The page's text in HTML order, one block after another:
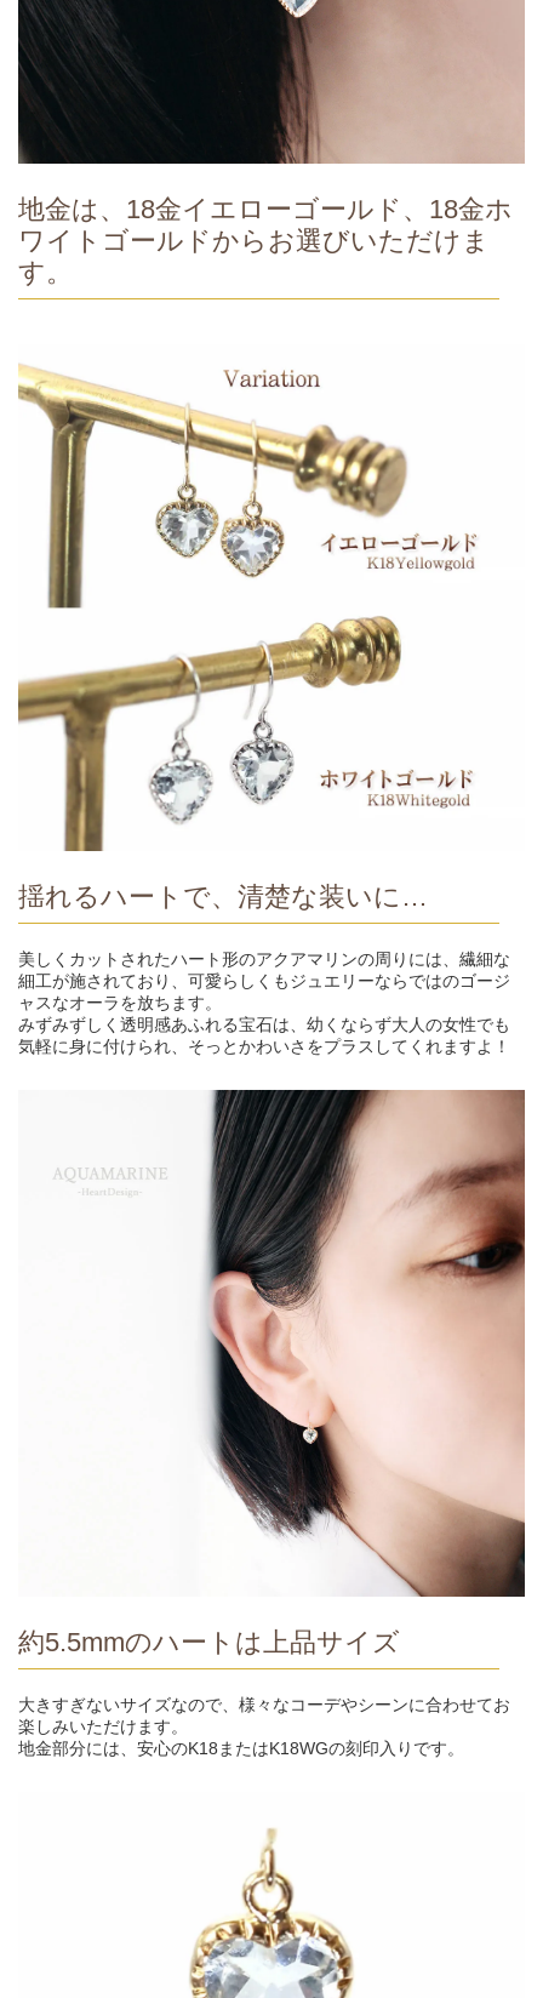
地金は、18金イエローゴールド、18金ホ
ワイトゴールドからお選びいただけま
す。
揺れるハートで、清楚な装いに…
美しくカットされたハート形のアクアマリンの周りには、繊細な
細工が施されており、可愛らしくもジュエリーならではのゴージ
ャスなオーラを放ちます。
みずみずしく透明感あふれる宝石は、幼くならず大人の女性でも
気軽に身に付けられ、そっとかわいさをプラスしてくれますよ！
約5.5mmのハートは上品サイズ
大きすぎないサイズなので、様々なコーデやシーンに合わせてお
楽しみいただけます。
地金部分には、安心のK18またはK18WGの刻印入りです。